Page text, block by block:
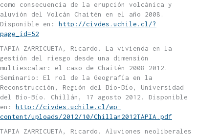
como consecuencia de la erupción volcánica y
aluvión del Volcán Chaitén en el año 2008.
Disponible en: http://civdes.uchile.cl/?
page_id=52
TAPIA ZARRICUETA, Ricardo. La vivienda en la
gestión del riesgo desde una dimensión
multiescalar: el caso de Chaitén 2008-2012.
Seminario: El rol de la Geografía en la
Reconstrucción, Región del Bío-Bío, Universidad
del Bío-Bío. Chillán, 17 agosto 2012. Disponible
en: http://civdes.uchile.cl/wp-
content/uploads/2012/10/Chillan2012TAPIA.pdf
TAPIA ZARRICUETA, Ricardo. Aluviones neoliberales